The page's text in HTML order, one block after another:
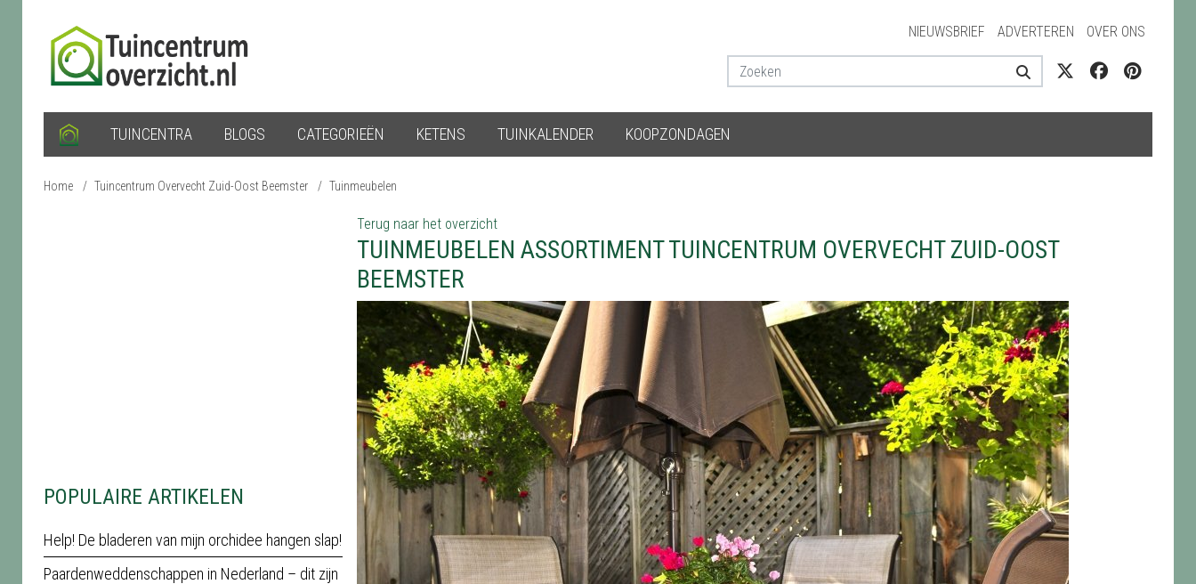
NIEUWSBRIEF ADVERTEREN OVER ONS
TUINCENTRA BLOGS CATEGORIEËN KETENS TUINKALENDER KOOPZONDAGEN
Home / Tuincentrum Overvecht Zuid-Oost Beemster / Tuinmeubelen
POPULAIRE ARTIKELEN
Help! De bladeren van mijn orchidee hangen slap!
Paardenweddenschappen in Nederland – dit zijn
Terug naar het overzicht
TUINMEUBELEN ASSORTIMENT TUINCENTRUM OVERVECHT ZUID-OOST
BEEMSTER